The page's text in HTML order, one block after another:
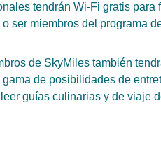
tendrán Wi-Fi gratis para
ser miembros del programa
de SkyMiles también
de posibilidades de
guías culinarias y de viaje